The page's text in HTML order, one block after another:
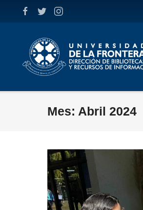
Mes: Abril 2024